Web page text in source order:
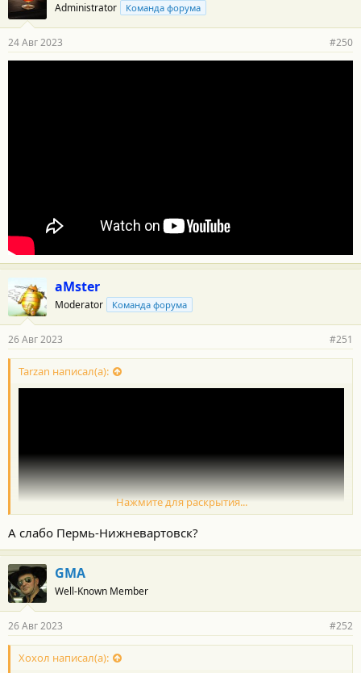
Administrator Команда форума
24 Авг 2023 #250
aMster
Moderator Команда форума
26 Авг 2023 #251
Tarzan написал(а):
Нажмите для раскрытия...
А слабо Пермь-Нижневартовск?
GMA
Well-Known Member
26 Авг 2023 #252
Хохол написал(а):